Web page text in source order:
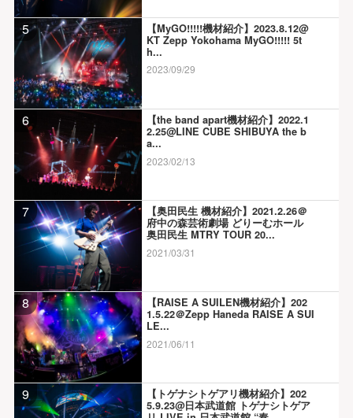
5
【MyGO!!!!!機材紹介】2023.8.12@
KT Zepp Yokohama MyGO!!!!! 5t
h...
2023/09/29
6
【the band apart機材紹介】2022.1
2.25@LINE CUBE SHIBUYA the b
a...
2023/02/13
7
【奥田民生 機材紹介】2021.2.26＠
府中の森芸術劇場 どりーむホール
奥田民生 MTRY TOUR 20...
2021/03/31
8
【RAISE A SUILEN機材紹介】202
1.5.22＠Zepp Haneda RAISE A SUI
LE...
2021/06/11
9
【トゲナシトゲアリ機材紹介】202
5.9.23@日本武道館 トゲナシトゲア